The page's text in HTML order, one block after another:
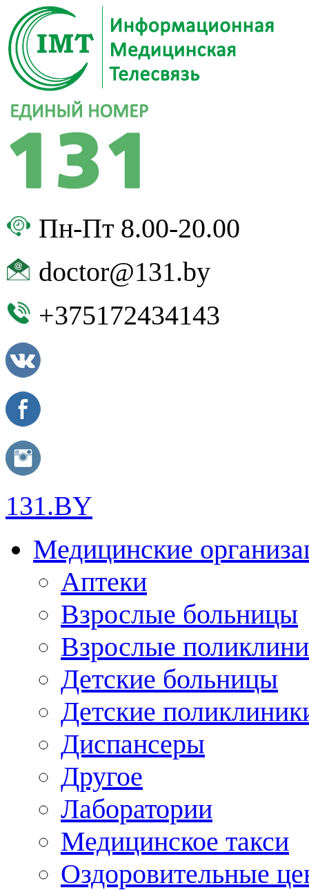
Пн-Пт 8.00-20.00
doctor@131.by
+375172434143
131.BY
Медицинские
Аптеки
Взрослые больницы
Взрослые
Детские больницы
Детские
Диспансеры
Другое
Лаборатории
Медицинское такси
Оздоровительные